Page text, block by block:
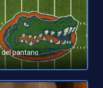
del pantano